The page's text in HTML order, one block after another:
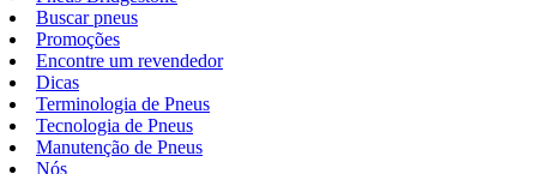
Buscar pneus
Promoções
Encontre um revendedor
Dicas
Terminologia de Pneus
Tecnologia de Pneus
Manutenção de Pneus
Nós